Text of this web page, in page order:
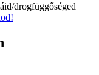
drogfüggőséged